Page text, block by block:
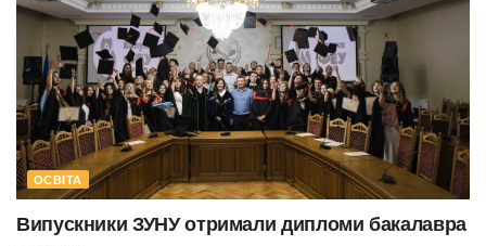
ОСВІТА
Випускники ЗУНУ отримали дипломи бакалавра